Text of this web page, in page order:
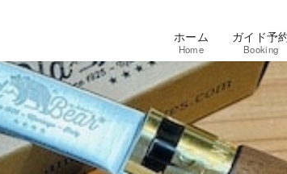
ホーム
Home
ガイド予
Booking